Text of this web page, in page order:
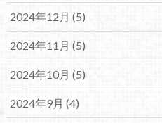
2024年12月 (5)
2024年11月 (5)
2024年10月 (5)
2024年9月 (4)